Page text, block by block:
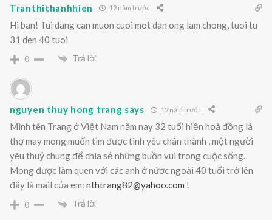
Tranthithanhhien 12 năm trước
Hi ban! Tui dang can muon cuoi mot dan ong lam chong, tuoi tu
31 den 40 tuoi
0 Trả lời
nguyen thuy hong trang says 12 năm trước
Mình tên Trang ở Việt Nam năm nay 32 tuổi hiền hoà đồng là
thợ may mong muốn tìm được tình yêu chân thành , một người
yêu thuỷ chung để chia sẻ những buồn vui trong cuộc sống.
Mong được làm quen với các anh ở nứơc ngoài 40 tuổi trở lên
đây là mail của em: nthtrang82@yahoo.com !
0 Trả lời